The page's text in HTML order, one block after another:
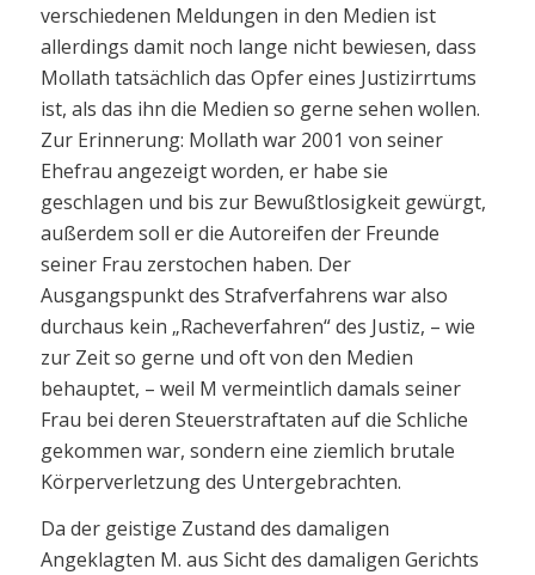
verschiedenen Meldungen in den Medien ist
allerdings damit noch lange nicht bewiesen, dass
Mollath tatsächlich das Opfer eines Justizirrtums
ist, als das ihn die Medien so gerne sehen wollen.
Zur Erinnerung: Mollath war 2001 von seiner
Ehefrau angezeigt worden, er habe sie
geschlagen und bis zur Bewußtlosigkeit gewürgt,
außerdem soll er die Autoreifen der Freunde
seiner Frau zerstochen haben. Der
Ausgangspunkt des Strafverfahrens war also
durchaus kein „Racheverfahren“ des Justiz, – wie
zur Zeit so gerne und oft von den Medien
behauptet, – weil M vermeintlich damals seiner
Frau bei deren Steuerstraftaten auf die Schliche
gekommen war, sondern eine ziemlich brutale
Körperverletzung des Untergebrachten.
Da der geistige Zustand des damaligen
Angeklagten M. aus Sicht des damaligen Gerichts